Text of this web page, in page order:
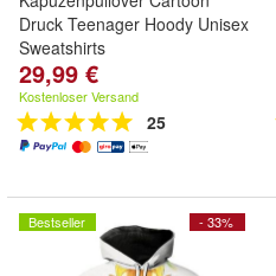
Druck Teenager Hoody Unisex
Sweatshirts
29,99 €
Kostenloser Versand
25
- 33%
Bestseller